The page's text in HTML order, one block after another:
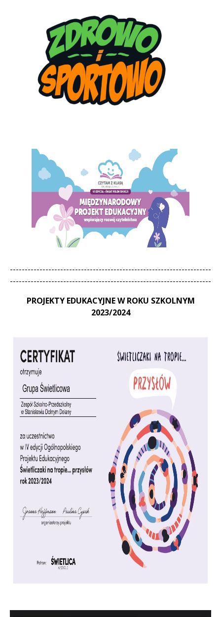
--------------------------------------------------------------------
--------------------------------------------------------------------
PROJEKTY EDUKACYJNE W ROKU SZKOLNYM
2023/2024